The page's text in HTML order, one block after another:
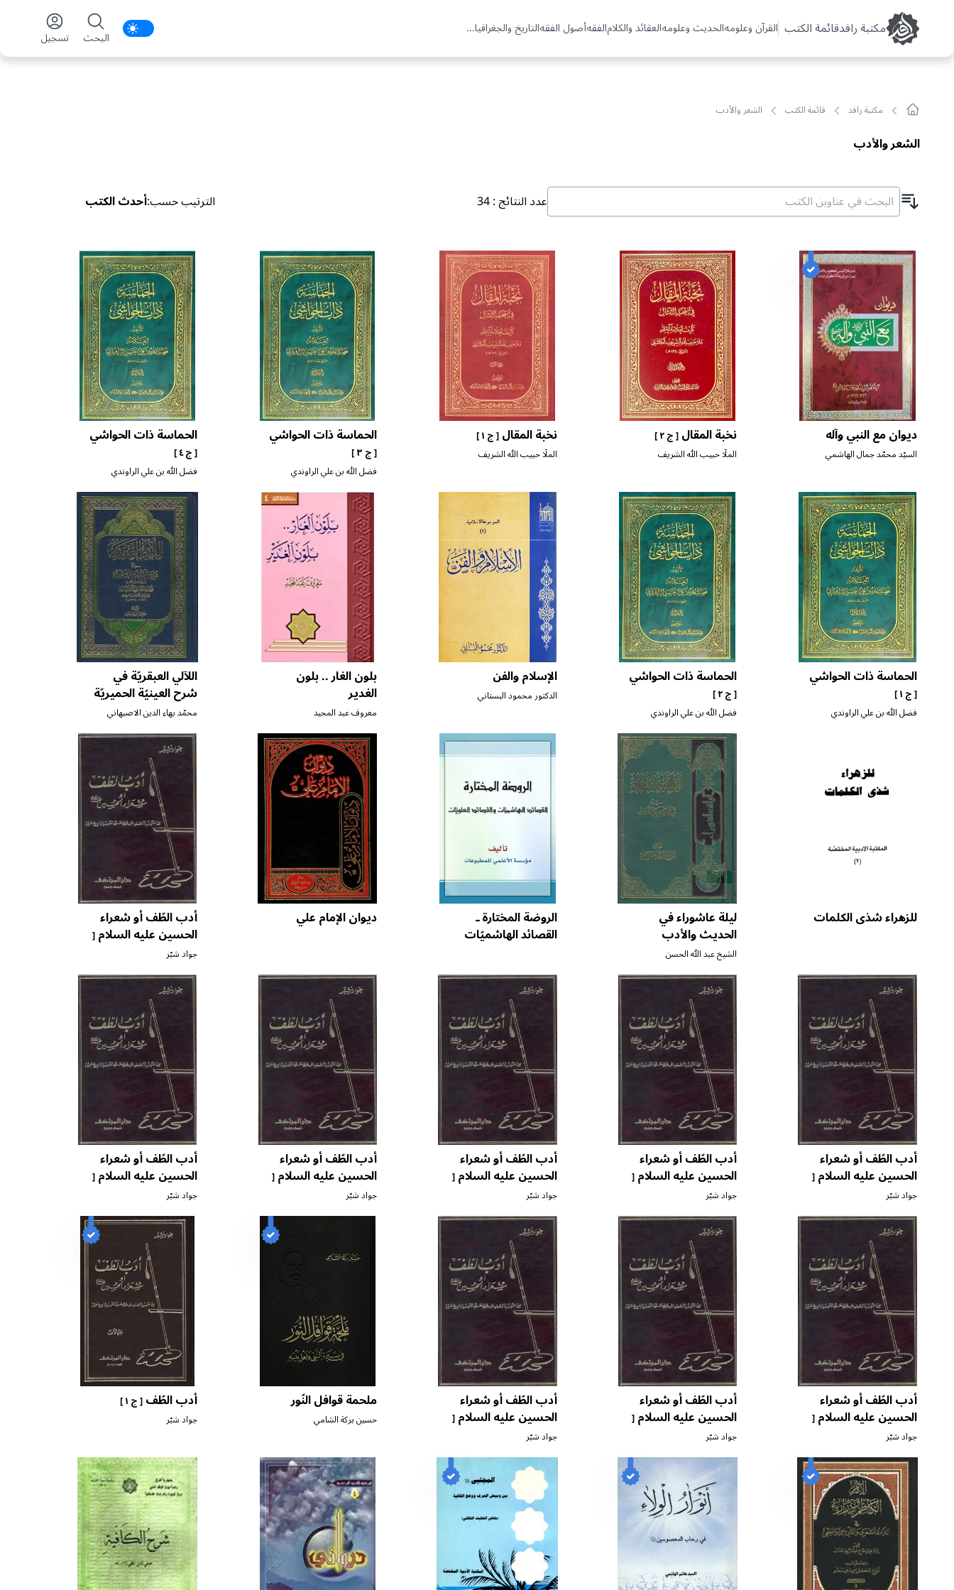
مکتبة رافدقائمة الكتب القرآن وعلومهالحديث وعلومهالعقائد والكلامالفقهأصول الفقهالتاريخ والجغرافيا...
Enable notifications
البحث تسجیل
مکتبة رافد قائمة الکتب الشعر والأدب
الشعر والأدب
عدد النتائج:
34 الترتیب حسب:أحدث الكتب
ديوان مع النبي وآله
السيّد محمّد جمال الهاشمي
نخبة المقال[ ج ٢ ]
الملّا حبيب الله الشريف
نخبة المقال[ ج ١ ]
الملّا حبيب الله الشريف
الحماسة ذات الحواشي
[ ج ٣ ]
فضل الله بن علي الراوندي
الحماسة ذات الحواشي
[ ج ٤ ]
فضل الله بن علي الراوندي
الحماسة ذات الحواشي
[ ج ١ ]
فضل الله بن علي الراوندي
الحماسة ذات الحواشي
[ ج ٢ ]
فضل الله بن علي الراوندي
الإسلام والفن
الدكتور محمود البستاني
بلون الغار .. بلون
الغدير
معروف عبد المجيد
اللآلي العبقريّة في
شرح العينيّة الحميريّة
محمّد بهاء الدين الاصبهاني
للزهراء شذى الكلمات ليلة عاشوراء في
الحديث والأدب
الشيخ عبد الله الحسن
الروضة المختارة ـ
القصائد الهاشميّات
ديوان الإمام علي أدب الطّف أو شعراء
الحسين عليه السلام[
ج ٢ ]
جواد شبّر
أدب الطّف أو شعراء
الحسين عليه السلام[
ج ٣ ]
جواد شبّر
أدب الطّف أو شعراء
الحسين عليه السلام[
ج ٤ ]
جواد شبّر
أدب الطّف أو شعراء
الحسين عليه السلام[
ج ٥ ]
جواد شبّر
أدب الطّف أو شعراء
الحسين عليه السلام[
ج ٦ ]
جواد شبّر
أدب الطّف أو شعراء
الحسين عليه السلام[
ج ٧ ]
جواد شبّر
أدب الطّف أو شعراء
الحسين عليه السلام[
ج ٨ ]
جواد شبّر
أدب الطّف أو شعراء
الحسين عليه السلام[
ج ٩ ]
جواد شبّر
أدب الطّف أو شعراء
الحسين عليه السلام[
ج ١٠ ]
جواد شبّر
ملحمة قوافل النّور
حسين بركة الشامي
أدب الطّف[ ج ١ ]
جواد شبّر